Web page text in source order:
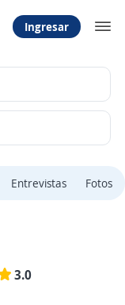
Ingresar
Entrevistas Fotos
3.0